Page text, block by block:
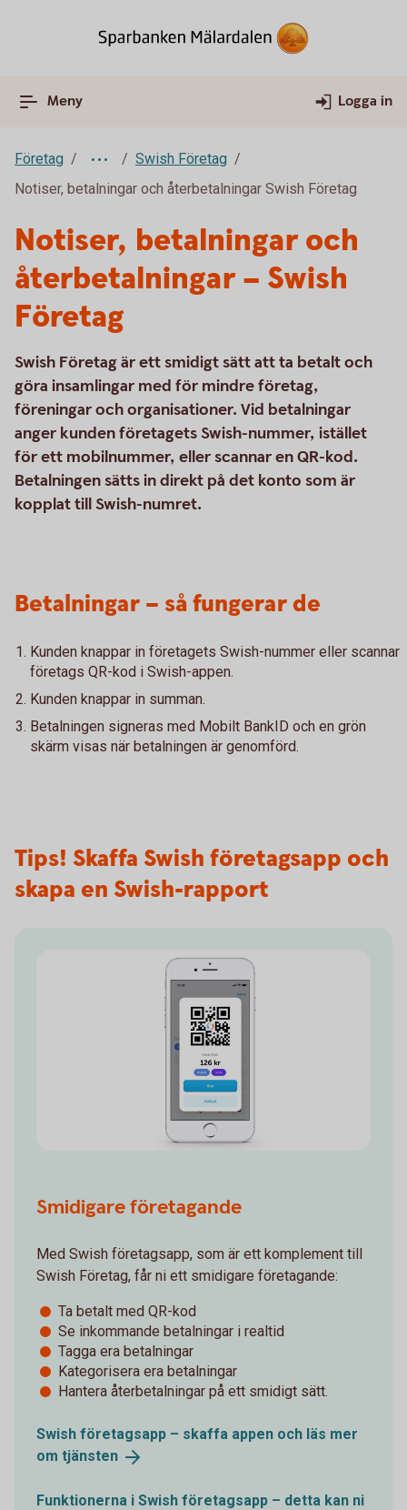
Meny Logga in
Företag
Swish Företag
Notiser, betalningar och återbetalningar Swish Företag
Notiser, betalningar och
återbetalningar – Swish
Företag
Swish Företag är ett smidigt sätt att ta betalt och
göra insamlingar med för mindre företag,
föreningar och organisationer. Vid betalningar
anger kunden företagets Swish-nummer, istället
för ett mobilnummer, eller scannar en QR-kod.
Betalningen sätts in direkt på det konto som är
kopplat till Swish-numret.
Betalningar – så fungerar de
Kunden knappar in företagets Swish-nummer eller scannar
företags QR-kod i Swish-appen.
Kunden knappar in summan.
Betalningen signeras med Mobilt BankID och en grön
skärm visas när betalningen är genomförd.
Tips! Skaffa Swish företagsapp och
skapa en Swish-rapport
Smidigare företagande
Med Swish företagsapp, som är ett komplement till
Swish Företag, får ni ett smidigare företagande:
Ta betalt med QR-kod
Se inkommande betalningar i realtid
Tagga era betalningar
Kategorisera era betalningar
Hantera återbetalningar på ett smidigt sätt.
Swish företagsapp – skaffa appen och läs mer
om tjänsten
Funktionerna i Swish företagsapp – detta kan ni